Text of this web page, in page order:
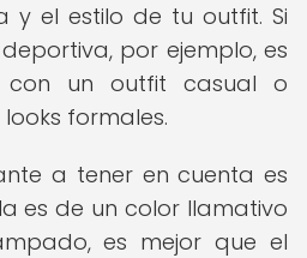
y el estilo de tu outfit. Si
por ejemplo, es
con un outfit casual o
formales.
a tener en cuenta es
es de un color llamativo
es mejor que el